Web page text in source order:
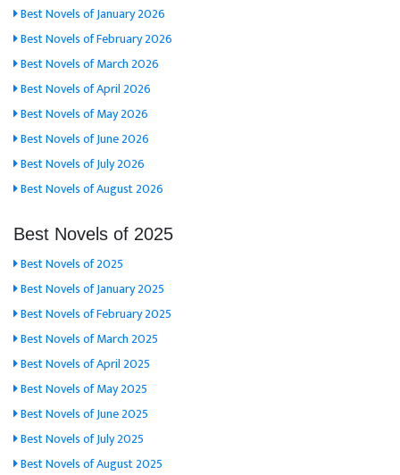
Best Novels of January 2026
Best Novels of February 2026
Best Novels of March 2026
Best Novels of April 2026
Best Novels of May 2026
Best Novels of June 2026
Best Novels of July 2026
Best Novels of August 2026
Best Novels of 2025
Best Novels of 2025
Best Novels of January 2025
Best Novels of February 2025
Best Novels of March 2025
Best Novels of April 2025
Best Novels of May 2025
Best Novels of June 2025
Best Novels of July 2025
Best Novels of August 2025